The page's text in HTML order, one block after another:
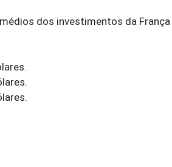
dos investimentos da